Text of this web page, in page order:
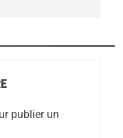
publier un
miel de Tadla